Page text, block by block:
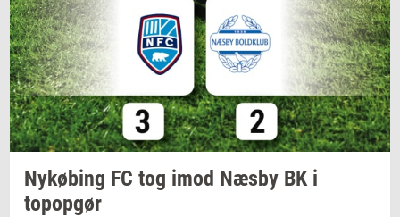
Ny­kø­bing FC tog imod Næsby BK i
topop­gør